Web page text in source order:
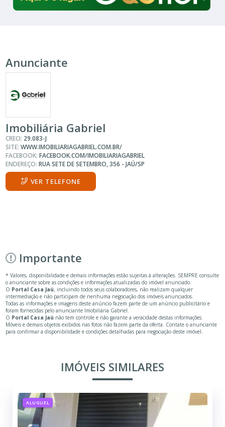
Anunciante
Imobiliária Gabriel
CRECI: 29.083-J
SITE:WWW.IMOBILIARIAGABRIEL.COM.BR/
FACEBOOK:FACEBOOK.COM/IMOBILIARIAGABRIEL
ENDEREÇO:RUA SETE DE SETEMBRO, 356 - JAÚ/SP
VER TELEFONE
Importante
* Valores, disponibilidade e demais informações estão sujeitas à alterações. SEMPRE consulte
o anunciante sobre as condições e informações atualizadas do imóvel anunciado.
O Portal Casa Jaú, incluindo todos seus colaboradores, não realizam qualquer
intermediação e não participam de nenhuma negociação dos imóveis anunciados.
Todas as informações e imagens deste anúncio fazem parte de um anúncio publicitário e
foram fornecidas pelo anunciante Imobiliária Gabriel.
O Portal Casa Jaú não tem controle e não garante a veracidade destas informações.
Móveis e demais objetos exibidos nas fotos não fazem parte da oferta. Contate o anunciante
para confirmar a disponibilidade e condições detalhadas para negociação deste imóvel.
IMÓVEIS SIMILARES
ALUGUEL